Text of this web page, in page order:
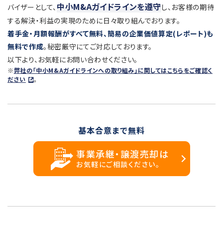
バイザーとして、 中小M&Aガイドラインを遵守し、お客様の期待
する解決・利益の実現のために日々取り組んでおります。
着手金・月額報酬がすべて無料、簡易の企業価値算定(レポート)も
無料で作成。秘密厳守にてご対応しております。
以下より、お気軽にお問い合わせください。
※弊社の「中小M&Aガイドラインへの取り組み」に関してはこちらをご確認く
ださい
。
基本合意まで無料
事業承継・譲渡売却は
お気軽にご相談ください。